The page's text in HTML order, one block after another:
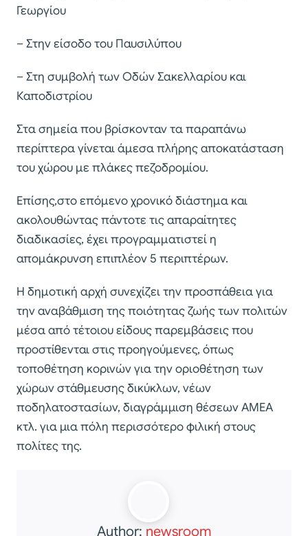
Γεωργίου
– Στην είσοδο του Παυσιλύπου
– Στη συμβολή των Οδών Σακελλαρίου και
Καποδιστρίου
Στα σημεία που βρίσκονταν τα παραπάνω
περίπτερα γίνεται άμεσα πλήρης αποκατάσταση
του χώρου με πλάκες πεζοδρομίου.
Επίσης,στο επόμενο χρονικό διάστημα και
ακολουθώντας πάντοτε τις απαραίτητες
διαδικασίες, έχει προγραμματιστεί η
απομάκρυνση επιπλέον 5 περιπτέρων.
Η δημοτική αρχή συνεχίζει την προσπάθεια για
την αναβάθμιση της ποιότητας ζωής των πολιτών
μέσα από τέτοιου είδους παρεμβάσεις που
προστίθενται στις προηγούμενες, όπως
τοποθέτηση κορινών για την οριοθέτηση των
χώρων στάθμευσης δικύκλων, νέων
ποδηλατοστασίων, διαγράμμιση θέσεων ΑΜΕΑ
κτλ. για μια πόλη περισσότερο φιλική στους
πολίτες της.
Author: newsroom